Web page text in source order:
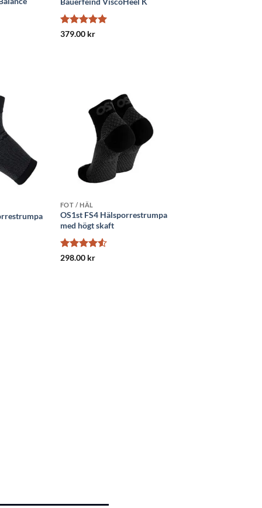
Betygsatt
379.00 kr
FOT / HÄL
OS1st FS4 Hälsporrestrumpa
med högt skaft
Betygsatt
298.00 kr